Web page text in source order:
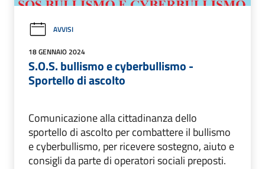
AVVISI
18 GENNAIO 2024
S.O.S. bullismo e cyberbullismo -
Sportello di ascolto
Comunicazione alla cittadinanza dello
sportello di ascolto per combattere il bullismo
e cyberbullismo, per ricevere sostegno, aiuto e
consigli da parte di operatori sociali preposti.